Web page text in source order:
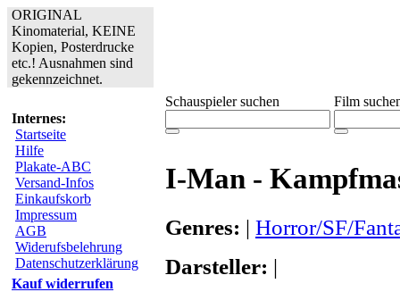
ORIGINAL
Kinomaterial, KEINE
Kopien, Posterdrucke
etc.! Ausnahmen sind
gekennzeichnet.
Internes:
Startseite
Hilfe
Plakate-ABC
Versand-Infos
Einkaufskorb
Impressum
AGB
Widerufsbelehrung
Datenschutzerklärung
Kauf widerrufen
Schauspieler suchen Film
I-Man -
Genres: | Horror/SF/
Darsteller: |